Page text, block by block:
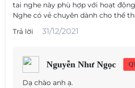
tai nghe này phù hợp với hoạt
Nghe có vẻ chuyên dành cho thể
Trả lời
31/12/2021
Nguyễn Như Ngọc
Dạ chào anh ạ.